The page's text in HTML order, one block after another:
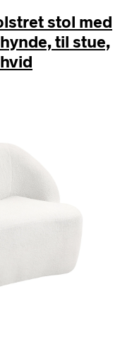
stol med
til stue,